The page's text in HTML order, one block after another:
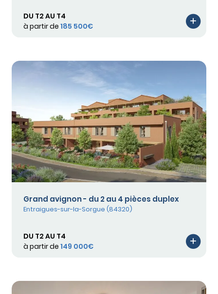
DU T2 AU T4
à partir de 185 500€
Grand avignon - du 2 au 4 pièces duplex
Entraigues-sur-la-Sorgue (84320)
DU T2 AU T4
à partir de 149 000€